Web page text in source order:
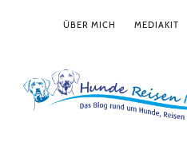
ÜBER MICH MEDIAKIT